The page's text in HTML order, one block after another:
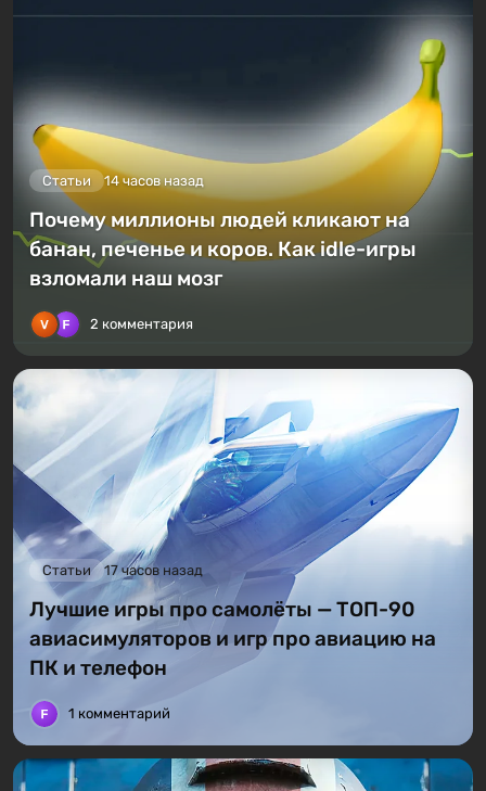
Статьи 14 часов назад
Почему миллионы людей кликают на
банан, печенье и коров. Как idle-игры
взломали наш мозг
2 комментария
Статьи 17 часов назад
Лучшие игры про самолёты — ТОП-90
авиасимуляторов и игр про авиацию на
ПК и телефон
1 комментарий